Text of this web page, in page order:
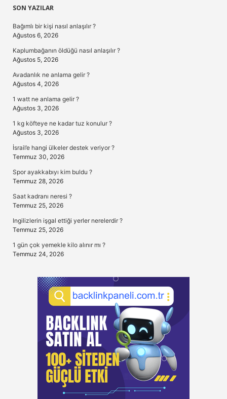
Sidebar
SON YAZILAR
Bağımlı bir kişi nasıl anlaşılır ?
Ağustos 6, 2026
Kaplumbağanın öldüğü nasıl anlaşılır ?
Ağustos 5, 2026
Avadanlık ne anlama gelir ?
Ağustos 4, 2026
1 watt ne anlama gelir ?
Ağustos 3, 2026
1 kg köfteye ne kadar tuz konulur ?
Ağustos 3, 2026
İsrail’e hangi ülkeler destek veriyor ?
Temmuz 30, 2026
Spor ayakkabıyı kim buldu ?
Temmuz 28, 2026
Saat kadranı neresi ?
Temmuz 25, 2026
Ingilizlerin işgal ettiği yerler nerelerdir ?
Temmuz 25, 2026
1 gün çok yemekle kilo alınır mı ?
Temmuz 24, 2026